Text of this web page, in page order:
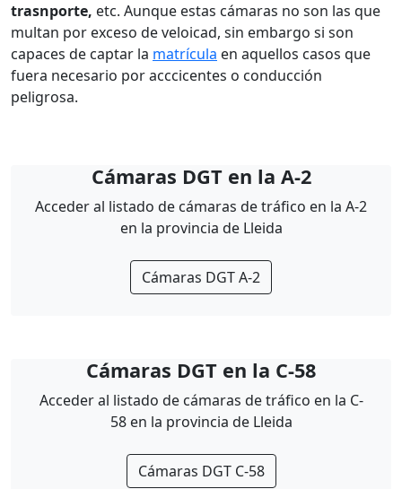
trasnporte, etc. Aunque estas cámaras no son las que
multan por exceso de veloicad, sin embargo si son
capaces de captar la matrícula en aquellos casos que
fuera necesario por acccicentes o conducción
peligrosa.
Cámaras DGT en la A-2
Acceder al listado de cámaras de tráfico en la A-2
en la provincia de Lleida
Cámaras DGT A-2
Cámaras DGT en la C-58
Acceder al listado de cámaras de tráfico en la C-
58 en la provincia de Lleida
Cámaras DGT C-58